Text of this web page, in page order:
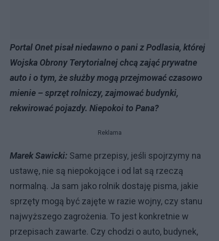
Portal Onet pisał niedawno o pani z Podlasia, której
Wojska Obrony Terytorialnej chcą zająć prywatne
auto i o tym, że służby mogą przejmować czasowo
mienie – sprzęt rolniczy, zajmować budynki,
rekwirować pojazdy. Niepokoi to Pana?
Reklama
Marek Sawicki: Same przepisy, jeśli spojrzymy na
ustawę, nie są niepokojące i od lat są rzeczą
normalną. Ja sam jako rolnik dostaję pisma, jakie
sprzęty mogą być zajęte w razie wojny, czy stanu
najwyższego zagrożenia. To jest konkretnie w
przepisach zawarte. Czy chodzi o auto, budynek,